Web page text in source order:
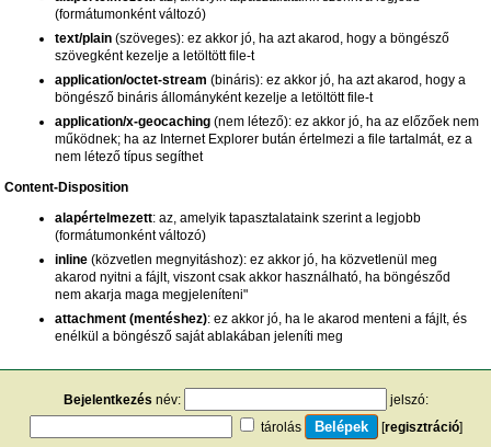
(formátumonként változó)
text/plain (szöveges): ez akkor jó, ha azt akarod, hogy a böngésző
szövegként kezelje a letöltött file-t
application/octet-stream (bináris): ez akkor jó, ha azt akarod, hogy a
böngésző bináris állományként kezelje a letöltött file-t
application/x-geocaching (nem létező): ez akkor jó, ha az előzőek nem
működnek; ha az Internet Explorer bután értelmezi a file tartalmát, ez a
nem létező típus segíthet
Content-Disposition
alapértelmezett: az, amelyik tapasztalataink szerint a legjobb
(formátumonként változó)
inline (közvetlen megnyitáshoz): ez akkor jó, ha közvetlenül meg
akarod nyitni a fájlt, viszont csak akkor használható, ha böngésződ
nem akarja maga megjeleníteni"
attachment (mentéshez): ez akkor jó, ha le akarod menteni a fájlt, és
enélkül a böngésző saját ablakában jeleníti meg
Bejelentkezés név:
jelszó:
tárolás
[regisztráció]